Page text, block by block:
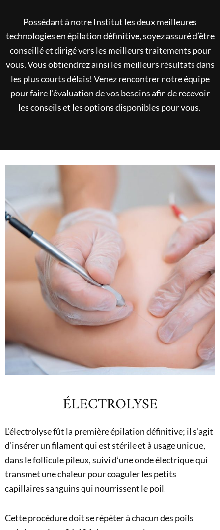
Possédant à notre Institut les deux meilleures
technologies en épilation définitive, soyez assuré d’être
conseillé et dirigé vers les meilleurs traitements pour
vous. Vous obtiendrez ainsi les meilleurs résultats dans
les plus courts délais! Venez rencontrer notre équipe
pour faire l’évaluation de vos besoins afin de recevoir
les conseils et les options disponibles pour vous.
ÉLECTROLYSE
L’électrolyse fût la première épilation définitive; il s’agit
d’insérer un filament qui est stérile et à usage unique,
dans le follicule pileux, suivi d’une onde électrique qui
transmet une chaleur pour coaguler les petits
capillaires sanguins qui nourrissent le poil.
Cette procédure doit se répéter à chacun des poils